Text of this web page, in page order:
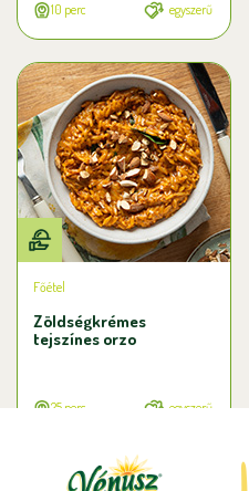
10 perc egyszerű
Főétel
Zöldségkrémes
tejszínes orzo
25 perc egyszerű